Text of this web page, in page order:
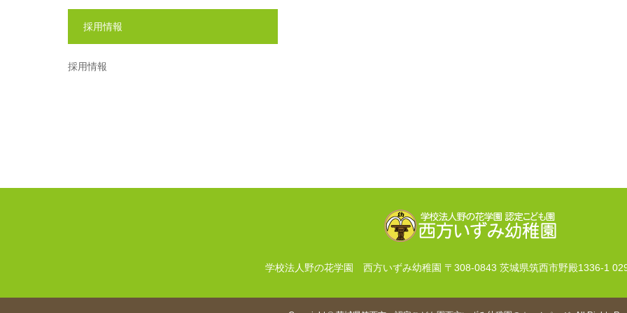
採用情報
採用情報
学校法人野の花学園 西方いずみ幼稚園 〒308-0843 茨城県筑西市野殿1336-1